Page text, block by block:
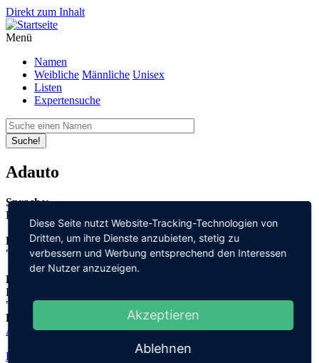
Direkt zum Inhalt
Menü
Namen
Weibliche Männliche Unisex
Listen
Expertensuche
Suche!
Adauto
Sprache:
Portugiesisch
Bedeutung:
"Wachstum"
Herleitung:
Latein,
"adauctus"
Herkunftsname:
Adauctus
Datenschutz
Diese Seite nutzt Website-Tracking-Technologien von
Dritten, um ihre Dienste anzubieten, stetig zu
verbessern und Werbung entsprechend den Interessen
der Nutzer anzuzeigen.
Akzeptieren
Ablehnen